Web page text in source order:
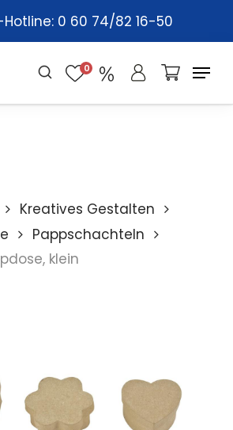
0 60 74/82 16-50
0
Kreatives Gestalten
Pappschachteln
klein